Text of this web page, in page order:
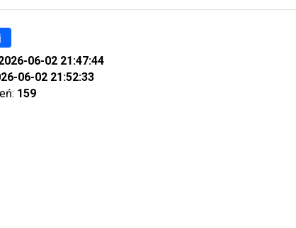
06-02 21:47:44
06-02 21:52:33
159